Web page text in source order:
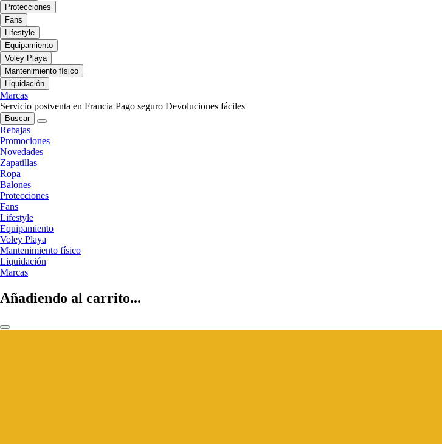
Protecciones
Fans
Lifestyle
Equipamiento
Voley Playa
Mantenimiento físico
Liquidación
Marcas
Servicio postventa en Francia Pago seguro Devoluciones fáciles
Buscar
Rebajas
Promociones
Novedades
Zapatillas
Ropa
Balones
Protecciones
Fans
Lifestyle
Equipamiento
Voley Playa
Mantenimiento físico
Liquidación
Marcas
Añadiendo al carrito...